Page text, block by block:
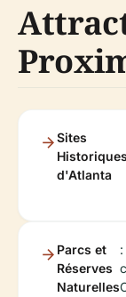
Sites
Historiques
d'Atlanta
Parcs et
Réserves
Naturelles